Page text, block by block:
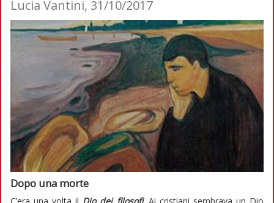
Lucia Vantini, 31/10/2017
Dopo una morte